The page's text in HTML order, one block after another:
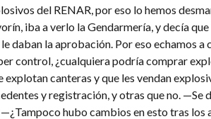
del RENAR, por eso lo hemos
iba a verlo la Gendarmería, y decía
daban la aprobación. Por eso echamos a
control, ¿cualquiera podría comprar
explotan canteras y que les vendan
y registración, y otras que no. —Se
—¿Tampoco hubo cambios en esto tras los